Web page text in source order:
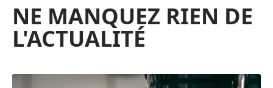
NE MANQUEZ RIEN DE
L'ACTUALITÉ